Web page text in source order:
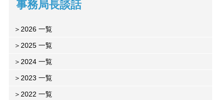
事務局長談話
2026 一覧
2025 一覧
2024 一覧
2023 一覧
2022 一覧